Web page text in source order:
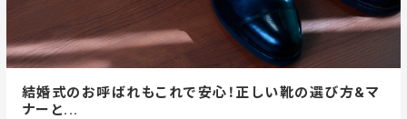
結婚式のお呼ばれもこれで安心！正しい靴の選び方&マ
ナーと...